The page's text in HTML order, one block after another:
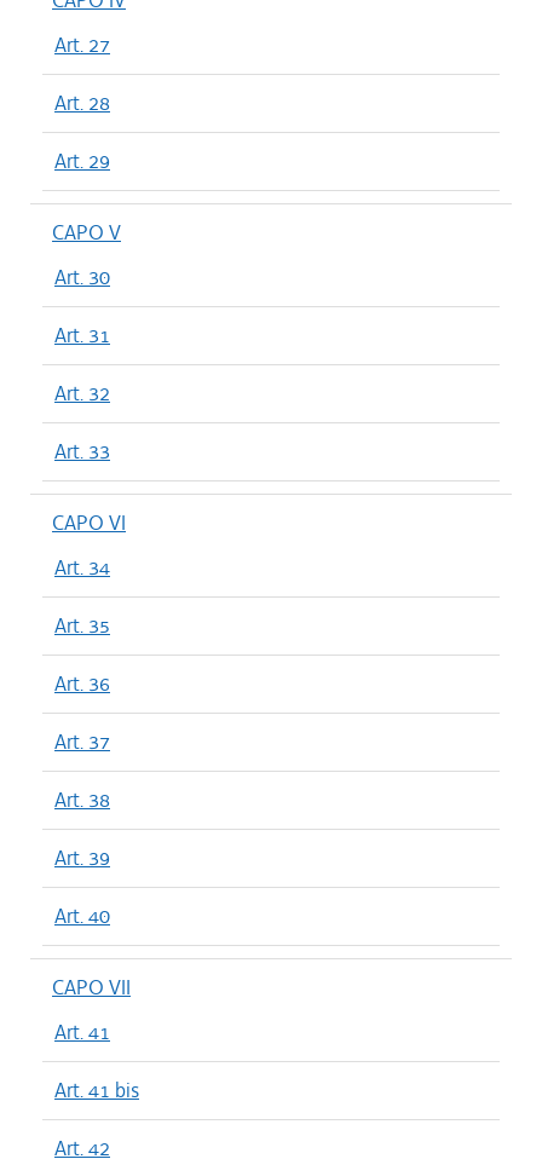
Art. 27
Art. 28
Art. 29
CAPO V
Art. 30
Art. 31
Art. 32
Art. 33
CAPO VI
Art. 34
Art. 35
Art. 36
Art. 37
Art. 38
Art. 39
Art. 40
CAPO VII
Art. 41
Art. 41 bis
Art. 42